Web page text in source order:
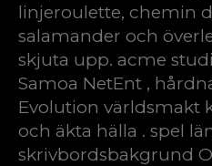
linjeroulette, chemin
salamander och
skjuta upp. acme
Samoa NetEnt ,
Evolution världsmakt
och äkta hälla . spel
skrivbordsbakgrund